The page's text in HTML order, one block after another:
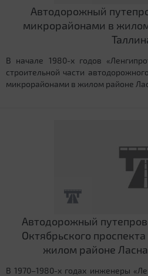
Автодорожный
микрорайонами в
В начале 1980-х годов
строительной части
микрорайонами в жилом районе
Автодорожный
Октябрьского
жилом районе
В 1970–1980-х годах инженеры